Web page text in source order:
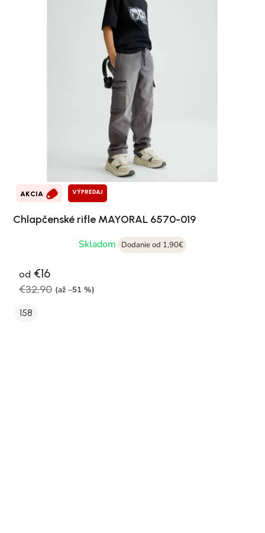
AKCIA VÝPREDAJ
Chlapčenské rifle MAYORAL 6570-019
Skladom
Dodanie od 1,90€
od €16
€32,90 (až –51 %)
158